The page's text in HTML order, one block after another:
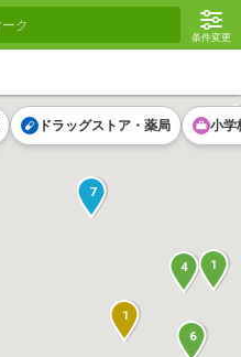
条件変更
7
6
1
4
1
1
ドラッグストア・薬局 小学